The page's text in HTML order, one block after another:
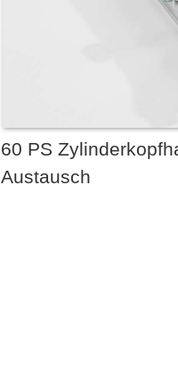
60 PS
Austausch